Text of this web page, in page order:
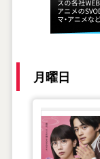
月曜日